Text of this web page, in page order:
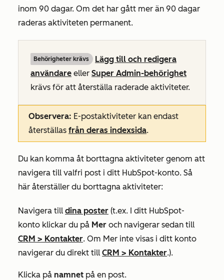
inom 90 dagar. Om det har gått mer än 90 dagar
raderas aktiviteten permanent.
Behörigheter krävs
Lägg till och redigera
användare eller Super Admin-behörighet
krävs för att återställa raderade aktiviteter.
Observera: E-postaktiviteter kan endast
återställas från deras indexsida.
Du kan komma åt borttagna aktiviteter genom att
navigera till valfri post i ditt HubSpot-konto. Så
här återställer du borttagna aktiviteter:
Navigera till dina poster (t.ex. I ditt HubSpot-
konto klickar du på Mer och navigerar sedan till
CRM > Kontakter. Om Mer inte visas i ditt konto
navigerar du direkt till CRM > Kontakter.).
Klicka på namnet på en post.